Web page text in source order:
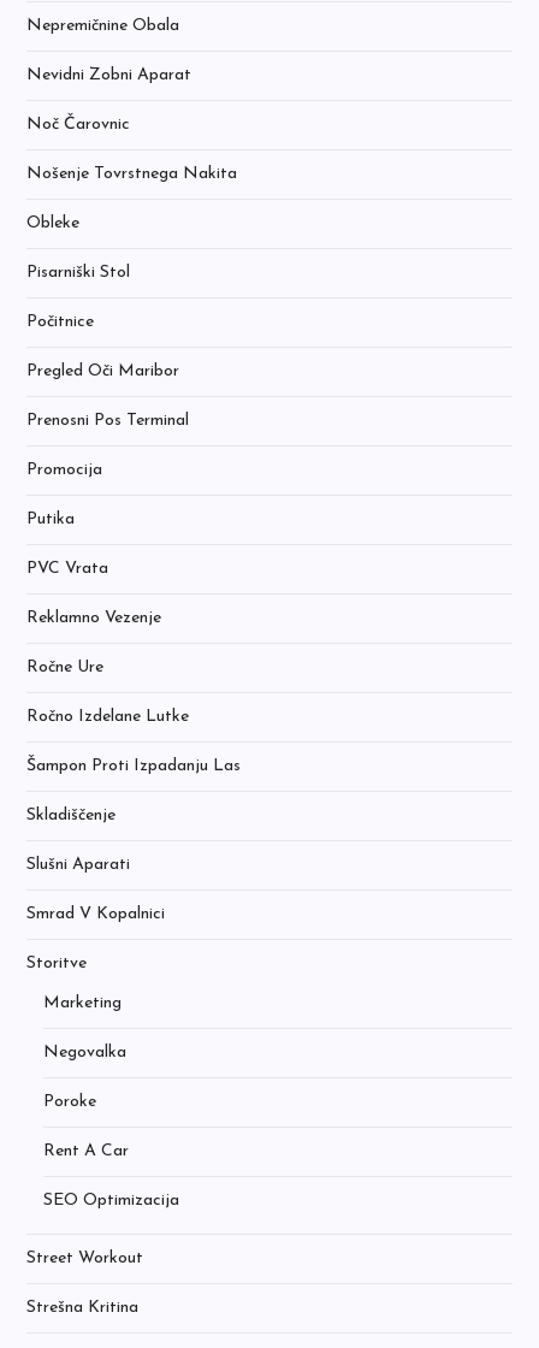
Nepremičnine Obala
Nevidni Zobni Aparat
Noč Čarovnic
Nošenje Tovrstnega Nakita
Obleke
Pisarniški Stol
Počitnice
Pregled Oči Maribor
Prenosni Pos Terminal
Promocija
Putika
PVC Vrata
Reklamno Vezenje
Ročne Ure
Ročno Izdelane Lutke
Šampon Proti Izpadanju Las
Skladiščenje
Slušni Aparati
Smrad V Kopalnici
Storitve
Marketing
Negovalka
Poroke
Rent A Car
SEO Optimizacija
Street Workout
Strešna Kritina